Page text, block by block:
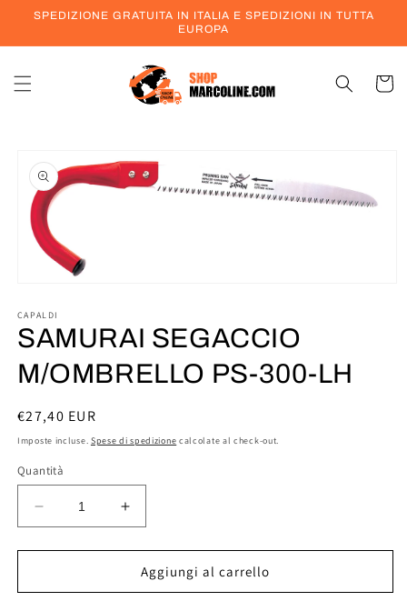
direttamente
SPEDIZIONE GRATUITA IN ITALIA E SPEDIZIONI IN TUTTA
EUROPA
Carrello
informazioni
sul prodotto
multimediali
1
in
modale
CAPALDI
SAMURAI SEGACCIO
M/OMBRELLO PS-300-LH
Prezzo
di
€27,40 EUR
Imposte incluse. Spese di spedizione calcolate al check-out.
Quantità
Diminuisci
quantità
per
SEGACCIO
Aumenta
quantità
per
SAMURAI
SEGACCIO
Aggiungi al carrello